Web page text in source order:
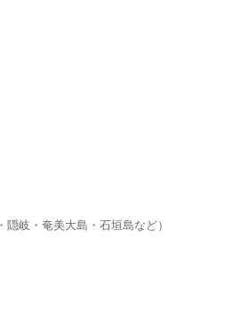
岐・奄美大島・石垣島など）